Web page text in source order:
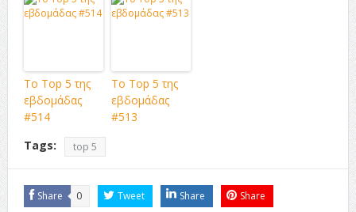
Το Top 5 της
εβδομάδας
#514
Το Top 5 της
εβδομάδας
#513
Tags:
top 5
Share 0 Tweet Share Share